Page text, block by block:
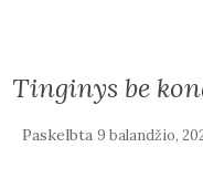
Tinginys be
Paskelbta9 balandžio,